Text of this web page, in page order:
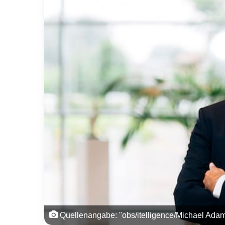
Quellenangabe: "obs/itelligence/Michael